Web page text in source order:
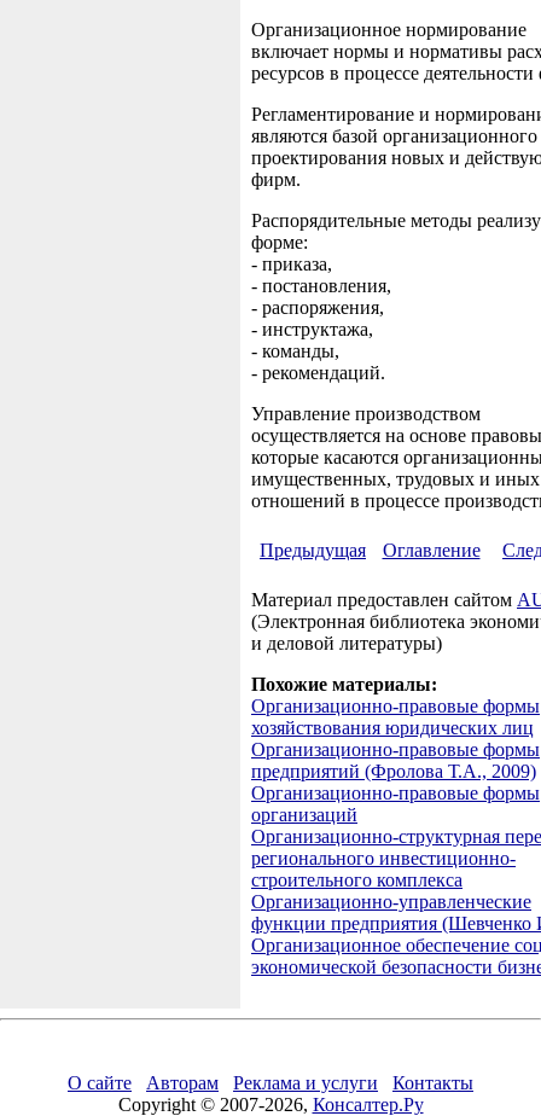
Организационное нормирование
включает нормы и нормативы
ресурсов в процессе
Регламентирование и
являются базой организационного
проектирования новых и
фирм.
Распорядительные методы
форме:
- приказа,
- постановления,
- распоряжения,
- инструктажа,
- команды,
- рекомендаций.
Управление производством
осуществляется на основе
которые касаются
имущественных, трудовых и иных
отношений в процессе
Предыдущая Оглавление
Материал предоставлен сайтом
(Электронная библиотека
и деловой литературы)
Похожие материалы:
Организационно-правовые формы
хозяйствования юридических лиц
Организационно-правовые формы
предприятий (Фролова Т.А., 2009)
Организационно-правовые формы
организаций
Организационно-структурная
регионального инвестиционно-
строительного комплекса
Организационно-управленческие
функции предприятия
Организационное обеспечение
экономической безопасности
О сайте Авторам Реклама и услуги
Контакты
Copyright © 2007-2026, Консалтер.Ру